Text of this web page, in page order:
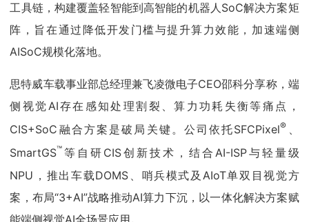
工具链，构建覆盖轻智能到高智能的机器人SoC解决方案矩
阵，旨在通过降低开发门槛与提升算力效能，加速端侧
AISoC规模化落地。
思特威车载事业部总经理兼飞凌微电子CEO邵科分享称，端
侧视觉AI存在感知处理割裂、算力功耗失衡等痛点，
CIS+SoC融合方案是破局关键。公司依托SFCPixel® 、
SmartGS™等自研CIS创新技术，结合AI-ISP与轻量级
NPU，推出车载DOMS、哨兵模式及AIoT单双目视觉方
案，布局“3+AI”战略推动AI算力下沉，以一体化解决方案赋
能端侧视觉AI全场景应用。